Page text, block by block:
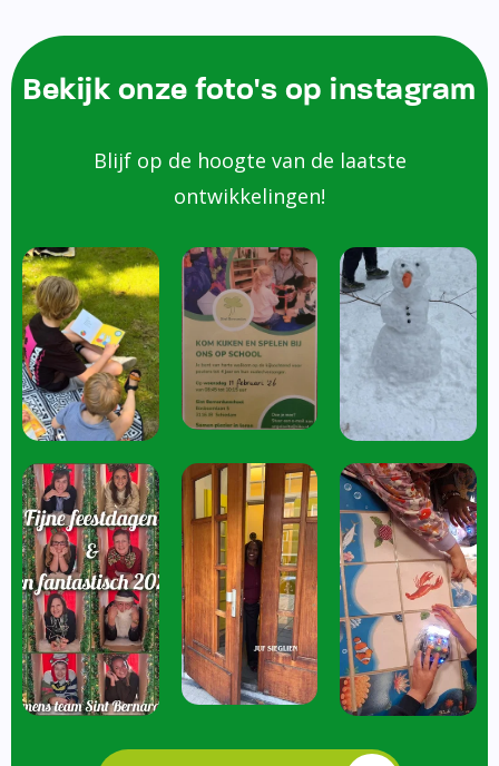
Bekijk onze foto's op instagram
Blijf op de hoogte van de laatste
ontwikkelingen!